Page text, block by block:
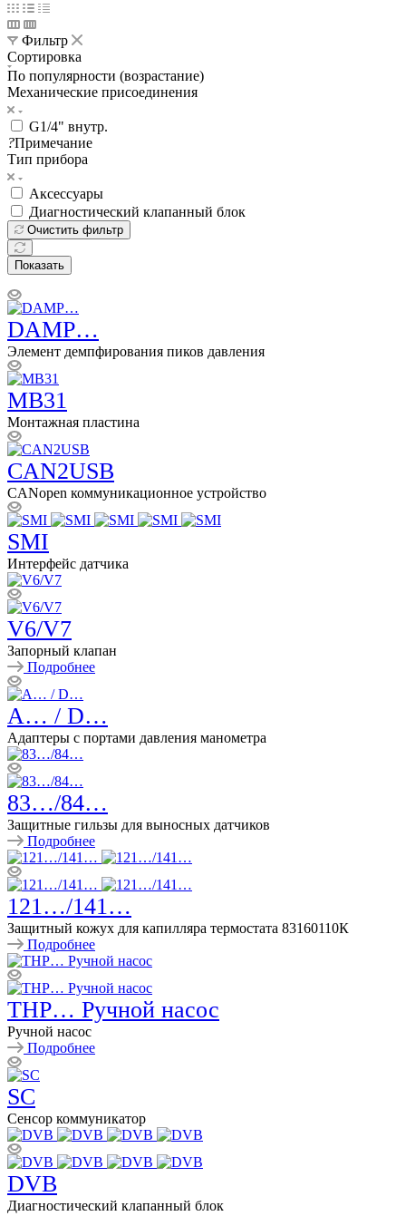
Фильтр
Сортировка
По популярности (возрастание)
Механические присоединения
G1/4" внутр.
?Примечание
Тип прибора
Аксессуары
Диагностический клапанный блок
Очистить фильтр
Показать
DAMP…
Элемент демпфирования пиков давления
MB31
Монтажная пластина
CAN2USB
CANopen коммуникационное устройство
SMI
Интерфейс датчика
V6/V7
Запорный клапан
Подробнее
A… / D…
Адаптеры с портами давления манометра
83…/84…
Защитные гильзы для выносных датчиков
Подробнее
121…/141…
Защитный кожух для капилляра термостата 83160110К
Подробнее
THP… Ручной насос
Ручной насос
Подробнее
SC
Сенсор коммуникатор
DVB
Диагностический клапанный блок